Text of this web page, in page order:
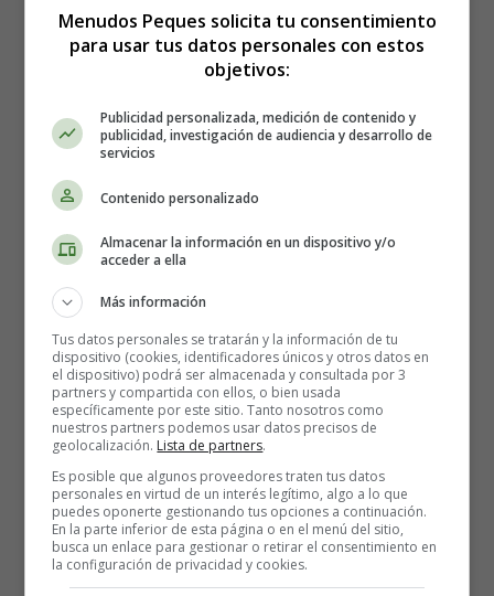
vez que la leche ha comenzado a fluir, cambia al
extractor.
Coloca la brida del sacaleches directamente sobre el
Aprieta y suelta rítmicamente el mango del extractor.
La leche comenzará a fluir hacia la botella de
Ajusta la fuerza de succión para que sea cómoda y no
no resultará en la extracción de leche extra, y
Termina la extracción a mano durante unos minutos
para eliminar las últimas gotas de leche.
Menudos Peques solicita tu consentimiento
para usar tus datos personales con estos
objetivos:
Publicidad personalizada, medición de contenido y
publicidad, investigación de audiencia y desarrollo de
servicios
Contenido personalizado
Almacenar la información en un dispositivo y/o
acceder a ella
Más información
Tus datos personales se tratarán y la información de tu
dispositivo (cookies, identificadores únicos y otros datos en
el dispositivo) podrá ser almacenada y consultada por 3
partners y compartida con ellos, o bien usada
específicamente por este sitio. Tanto nosotros como
nuestros partners podemos usar datos precisos de
geolocalización. Lista de partners.
Es posible que algunos proveedores traten tus datos
personales en virtud de un interés legítimo, algo a lo que
puedes oponerte gestionando tus opciones a continuación.
En la parte inferior de esta página o en el menú del sitio,
busca un enlace para gestionar o retirar el consentimiento en
la configuración de privacidad y cookies.